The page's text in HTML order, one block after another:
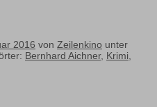
2016 von Zeilenkino unter
Bernhard Aichner, Krimi